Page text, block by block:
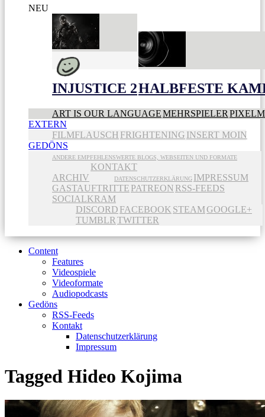
NEU
INJUSTICE 2HALBFESTE
ART IS OUR LANGUAGEMEHRSPIELER
EXTERN
FILMFLAUSCH FRIGHTENING INSERT MOIN
GEDÖNS
ANDERE EMPFEHLENSWERTE BLOGS, WEBSEITEN UND FORMATE
ARCHIV
KONTAKT
DATENSCHUTZERKLÄRUNG IMPRESSUM
GASTAUFTRITTE PATREON RSS-FEEDS
SOCIALKRAM
DISCORD FACEBOOK STEAMGOOGLE+
TUMBLR TWITTER
Content
Features
Videospiele
Videoformate
Audiopodcasts
Gedöns
RSS-Feeds
Kontakt
Datenschutzerklärung
Impressum
Tagged Hideo Kojima